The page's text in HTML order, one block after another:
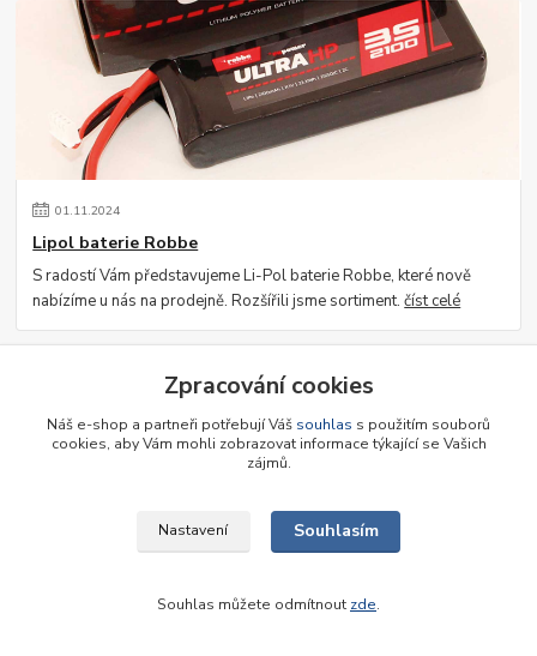
01.11.2024
Lipol baterie Robbe
S radostí Vám představujeme Li-Pol baterie Robbe, které nově
nabízíme u nás na prodejně. Rozšířili jsme sortiment.číst celé
Střídavé pohony Graupner
Zpracování cookies
Náš e-shop a partneři potřebují Váš souhlas s použitím souborů
cookies, aby Vám mohli zobrazovat informace týkající se Vašich
zájmů.
Nastavení Souhlasím
Souhlas můžete odmítnout zde.